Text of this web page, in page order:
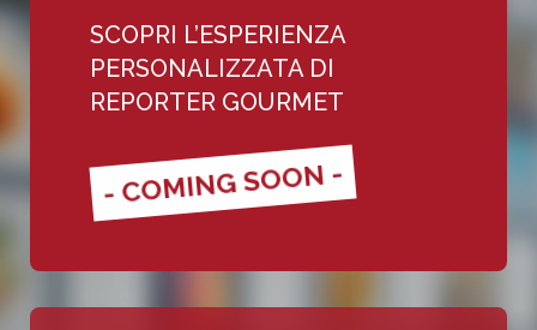
SCOPRI L’ESPERIENZA
PERSONALIZZATA DI
REPORTER GOURMET
- COMING SOON -